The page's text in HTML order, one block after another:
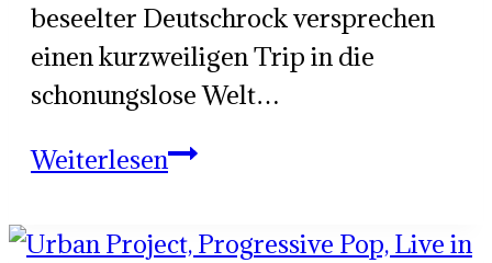
beseelter Deutschrock versprechen
einen kurzweiligen Trip in die
schonungslose Welt…
WeiterlesenPowerrock
Katortz